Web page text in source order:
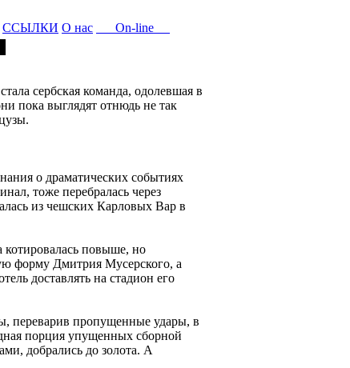
ССЫЛКИ О нас On-line
сербская команда, одолевшая в
пока выглядят отнюдь не так
о драматических событиях
тоже перебралась через
из чешских Карловых Вар в
котировалась повыше, но
форму Дмитрия Мусерского, а
доставлять на стадион его
переварив пропущенные удары, в
порция упущенных сборной
добрались до золота. А